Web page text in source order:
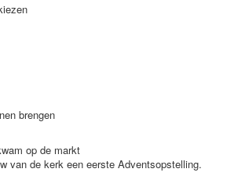
brengen
op de markt
van de kerk een eerste Adventsopstelling.